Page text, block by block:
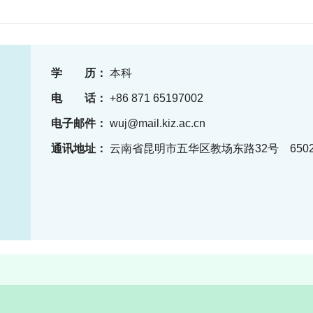
学 历： 本科
电 话： +86 871 65197002
电子邮件： wuj@mail.kiz.ac.cn
通讯地址： 云南省昆明市五华区教场东路32号